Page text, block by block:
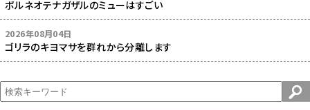
ボルネオテナガザルのミューはすごい
2026年08月04日
ゴリラのキヨマサを群れから分離します